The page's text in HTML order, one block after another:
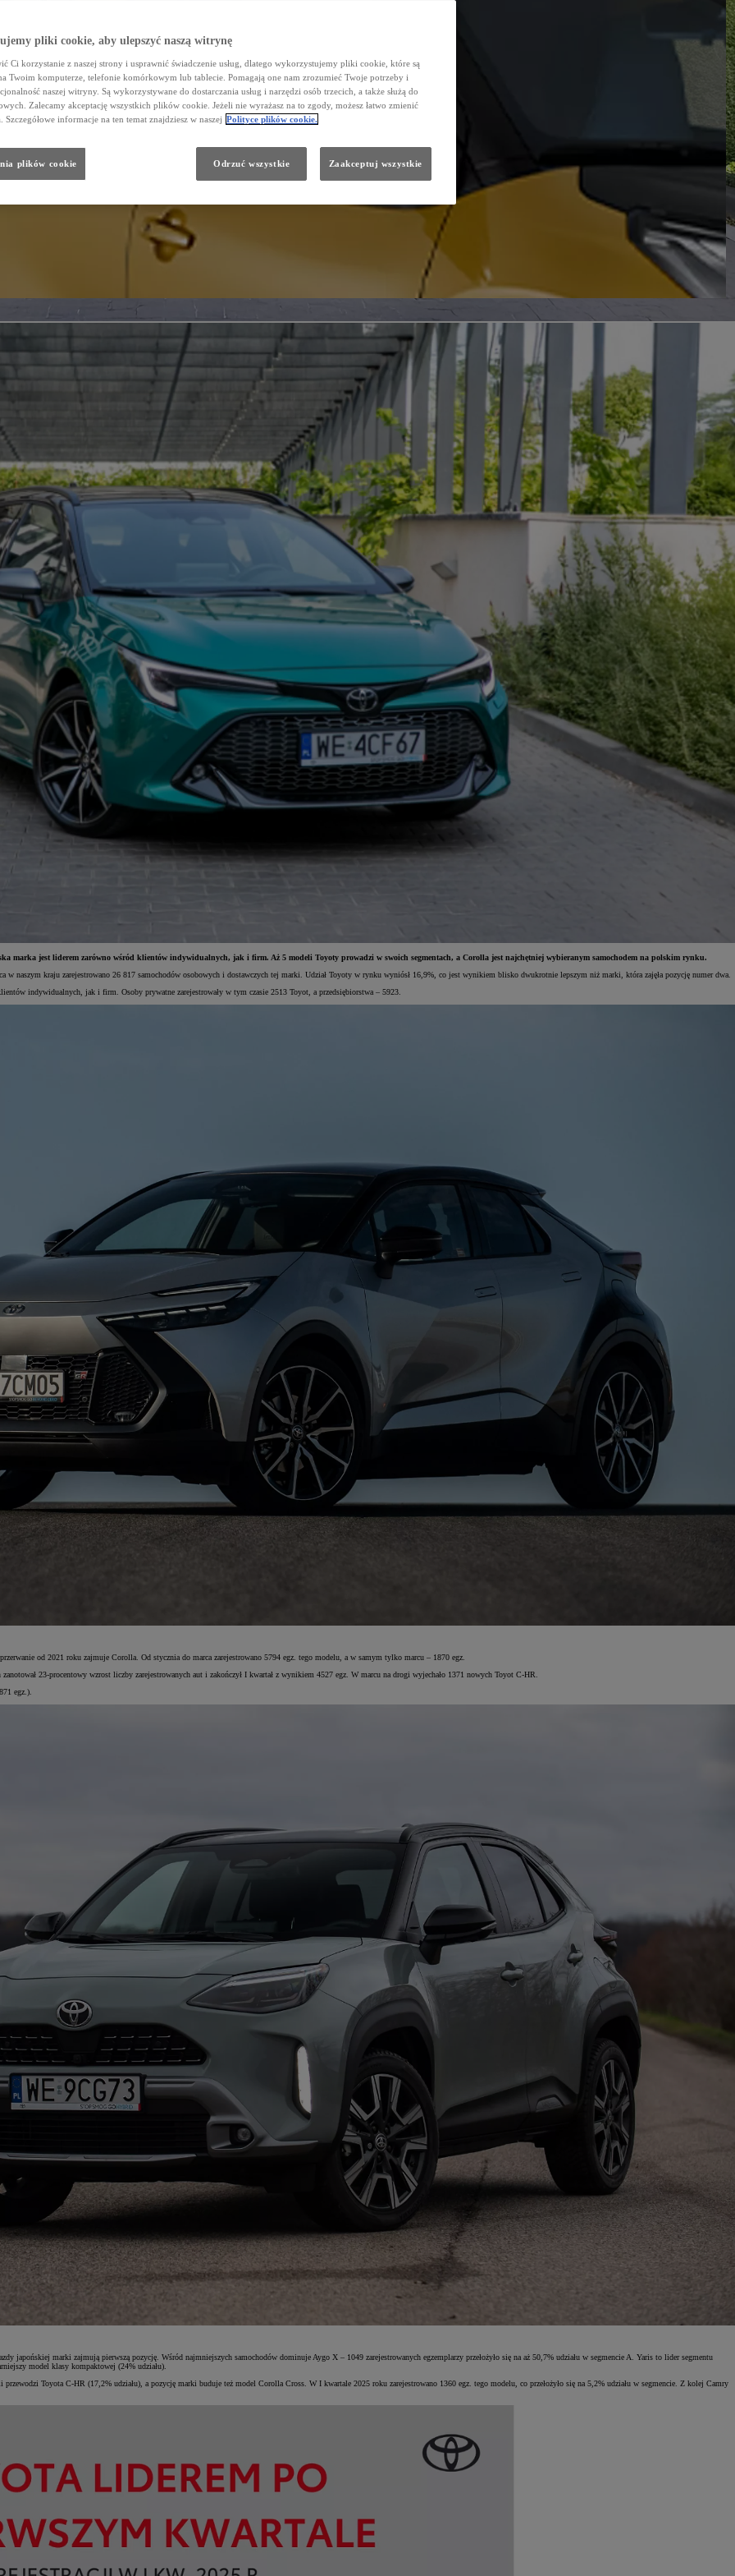
marka jest liderem zarówno wśród klientów indywidualnych, jak i firm. Aż 5 modeli Toyoty prowadzi w swoich segmentach, a Corolla jest najchętniej wybieranym samochodem na polskim rynku.
w naszym kraju zarejestrowano 26 817 samochodów osobowych i dostawczych tej marki. Udział Toyoty w rynku wyniósł 16,9%, co jest wynikiem blisko dwukrotnie lepszym niż marki, która zajęła pozycję numer dwa.
indywidualnych, jak i firm. Osoby prywatne zarejestrowały w tym czasie 2513 Toyot, a przedsiębiorstwa – 5923.
od 2021 roku zajmuje Corolla. Od stycznia do marca zarejestrowano 5794 egz. tego modelu, a w samym tylko marcu – 1870 egz.
23-procentowy wzrost liczby zarejestrowanych aut i zakończył I kwartał z wynikiem 4527 egz. W marcu na drogi wyjechało 1371 nowych Toyot C-HR.
egz.).
japońskiej marki zajmują pierwszą pozycję. Wśród najmniejszych samochodów dominuje Aygo X – 1049 zarejestrowanych egzemplarzy przełożyło się na aż 50,7% udziału w segmencie A. Yaris to lider segmentu
model klasy kompaktowej (24% udziału).
Toyota C-HR (17,2% udziału), a pozycję marki buduje też model Corolla Cross. W I kwartale 2025 roku zarejestrowano 1360 egz. tego modelu, co przełożyło się na 5,2% udziału w segmencie. Z kolej Camry
pliki cookie, aby ulepszyć naszą witrynę
Ci korzystanie z naszej strony i usprawnić świadczenie usług, dlatego wykorzystujemy pliki cookie, które są
Twoim komputerze, telefonie komórkowym lub tablecie. Pomagają one nam zrozumieć Twoje potrzeby i
naszej witryny. Są wykorzystywane do dostarczania usług i narzędzi osób trzecich, a także służą do
Zalecamy akceptację wszystkich plików cookie. Jeżeli nie wyrażasz na to zgody, możesz łatwo zmienić
Szczegółowe informacje na ten temat znajdziesz w naszej Polityce plików cookie.
Odrzuć wszystkie Zaakceptuj wszystkie
plików cookie